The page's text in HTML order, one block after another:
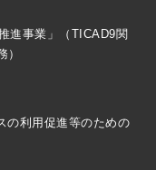
進事業」（TICAD9関
の利用促進等のための